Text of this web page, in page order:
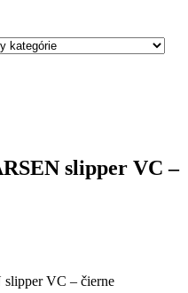
slipper VC –
VC – čierne